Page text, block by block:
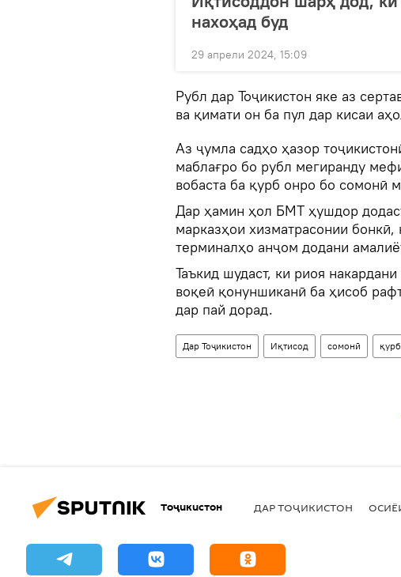
нахоҳад буд
29 апрели 2024, 15:09
Рубл дар Тоҷикистон яке аз
ва қимати он ба пул дар кисаи
Аз ҷумла садҳо ҳазор
маблағро бо рубл мегиранду
вобаста ба қурб онро бо сомонӣ
Дар ҳамин ҳол БМТ ҳушдор
марказҳои хизматрасонии
терминалҳо анҷом додани
Таъкид шудаст, ки риоя
воқеӣ қонуншиканӣ ба ҳисоб
дар пай дорад.
Дар Тоҷикистон Иқтисод сомонӣ қурб
Тоҷикистон ДАР ТОҶИКИСТОН